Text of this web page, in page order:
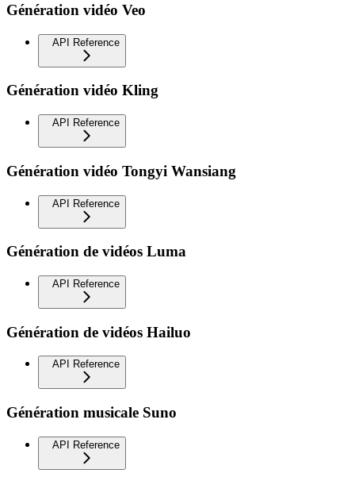
Génération vidéo Veo
API Reference
Génération vidéo Kling
API Reference
Génération vidéo Tongyi Wansiang
API Reference
Génération de vidéos Luma
API Reference
Génération de vidéos Hailuo
API Reference
Génération musicale Suno
API Reference